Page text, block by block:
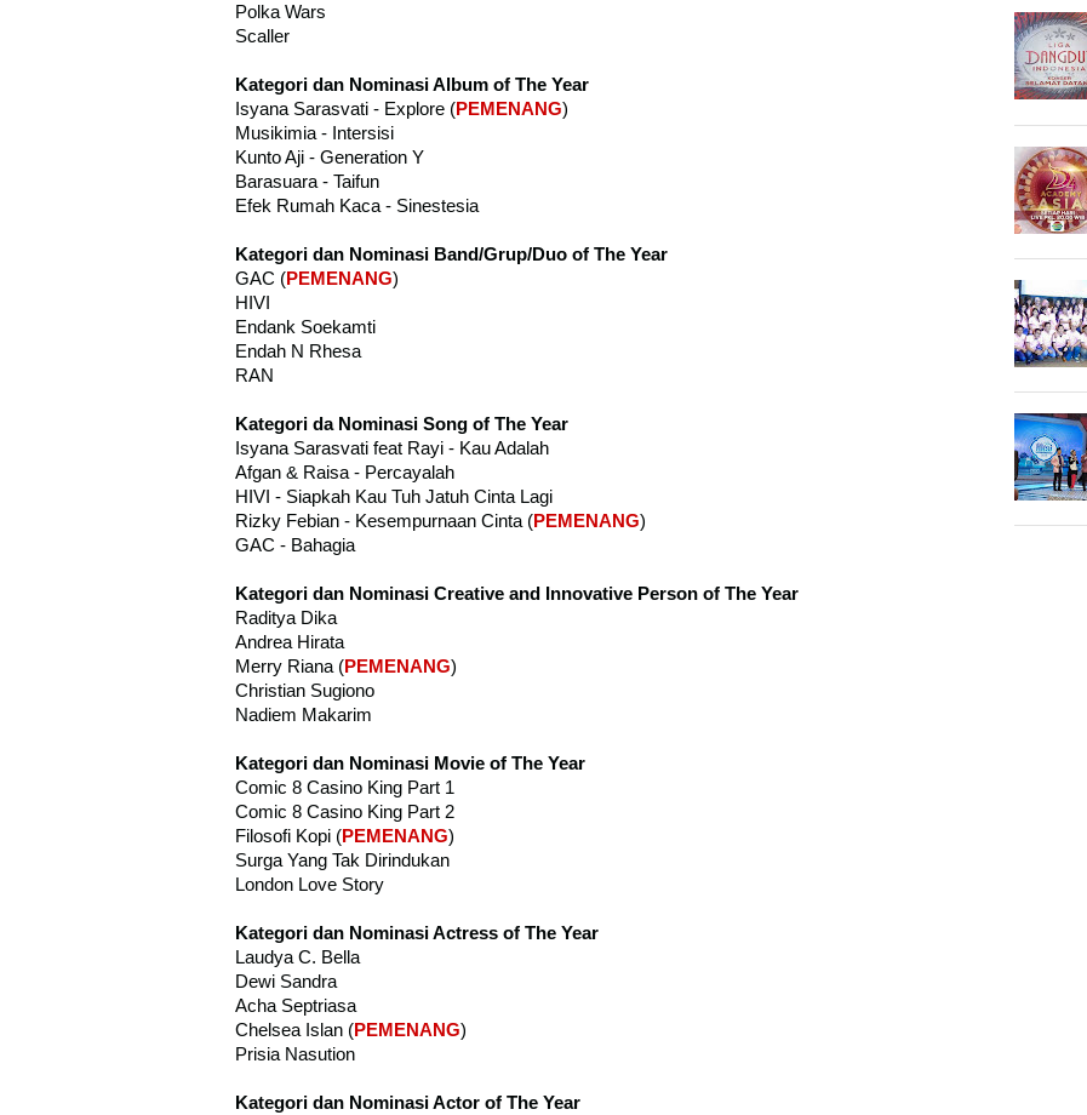
Polka Wars
Scaller
Kategori dan Nominasi Album of The Year
Isyana Sarasvati - Explore (PEMENANG)
Musikimia - Intersisi
Kunto Aji - Generation Y
Barasuara - Taifun
Efek Rumah Kaca - Sinestesia
Kategori dan Nominasi Band/Grup/Duo of The Year
GAC (PEMENANG)
HIVI
Endank Soekamti
Endah N Rhesa
RAN
Kategori da Nominasi Song of The Year
Isyana Sarasvati feat Rayi - Kau Adalah
Afgan & Raisa - Percayalah
HIVI - Siapkah Kau Tuh Jatuh Cinta Lagi
Rizky Febian - Kesempurnaan Cinta (PEMENANG)
GAC - Bahagia
Kategori dan Nominasi Creative and Innovative Person of The Year
Raditya Dika
Andrea Hirata
Merry Riana (PEMENANG)
Christian Sugiono
Nadiem Makarim
Kategori dan Nominasi Movie of The Year
Comic 8 Casino King Part 1
Comic 8 Casino King Part 2
Filosofi Kopi (PEMENANG)
Surga Yang Tak Dirindukan
London Love Story
Kategori dan Nominasi Actress of The Year
Laudya C. Bella
Dewi Sandra
Acha Septriasa
Chelsea Islan (PEMENANG)
Prisia Nasution
Kategori dan Nominasi Actor of The Year